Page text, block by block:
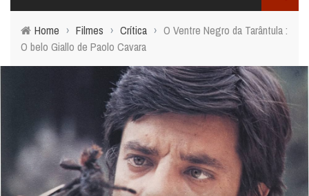
Home › Filmes › Crítica › O Ventre Negro da Tarântula :
O belo Giallo de Paolo Cavara